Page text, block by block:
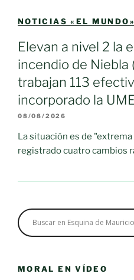
NOTICIAS «EL MUNDO»
Elevan a nivel 2 la
incendio de Niebla
trabajan 113
incorporado la
08/08/2026
La situación es de
registrado cuatro cambios
MORAL EN VÍDEO